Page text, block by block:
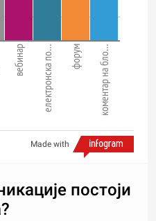
вебинар електронска по… форум коментар на бло…
Made with
постоји